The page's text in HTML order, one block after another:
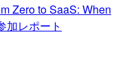
Zero to SaaS: When
加レポート